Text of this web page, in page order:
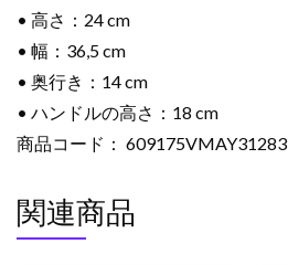
• 高さ：24 cm
• 幅：36,5 cm
• 奥行き：14 cm
• ハンドルの高さ：18 cm
商品コード： 609175VMAY31283
関連商品